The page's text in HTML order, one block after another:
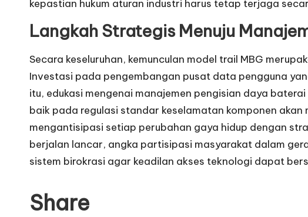
kepastian hukum aturan industri harus tetap terjaga
Langkah Strategis Menuju
Secara keseluruhan, kemunculan model trail MBG
Investasi pada pengembangan pusat data pengguna
itu, edukasi mengenai manajemen pengisian daya
baik pada regulasi standar keselamatan komponen
mengantisipasi setiap perubahan gaya hidup dengan
berjalan lancar, angka partisipasi masyarakat dalam
sistem birokrasi agar keadilan akses teknologi dapat
Share